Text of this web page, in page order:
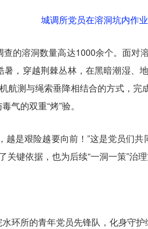
城调所党员在溶洞坑内作业
的溶洞数量高达1000余个。面
，穿越荆棘丛林，在黑暗潮湿、
航测与绳索垂降相结合的方式，
气的双重“烤”验。
越是艰险越要向前！”这是党员们
键依据，也为后续“一洞一策”治理
环所的青年党员先锋队，化身守